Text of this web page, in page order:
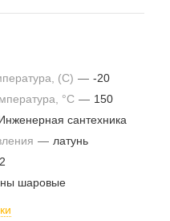
(С) — -20
°С — 150
сантехника
— латунь
2
шаровые